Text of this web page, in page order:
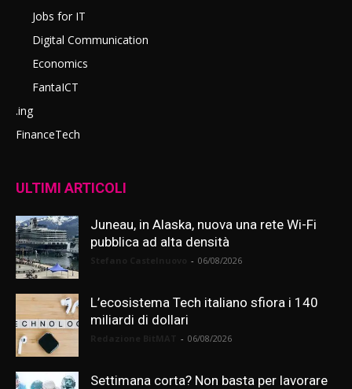
Jobs for IT
Digital Communication
Economics
FantaICT
.ing
FinanceTech
ULTIMI ARTICOLI
Juneau, in Alaska, nuova una rete Wi-Fi
pubblica ad alta densità
- 06/08/2026
L’ecosistema Tech italiano sfiora i 140
miliardi di dollari
- 06/08/2026
Settimana corta? Non basta per lavorare